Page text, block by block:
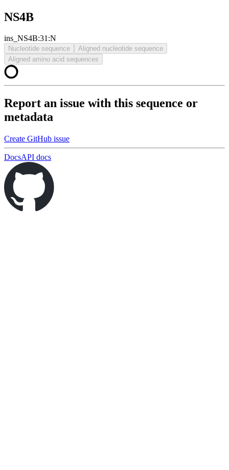
NS4B
ins_NS4B:31:N
Nucleotide sequence
Aligned nucleotide sequence
Aligned amino acid sequences
Report an issue with this sequence or
metadata
Create GitHub issue
DocsAPI docs